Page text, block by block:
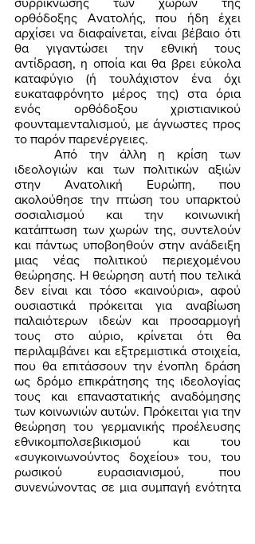
συρρίκνωσης των χωρών της
ορθόδοξης Ανατολής, που ήδη έχει
αρχίσει να διαφαίνεται, είναι βέβαιο ότι
θα γιγαντώσει την εθνική τους
αντίδραση, η οποία και θα βρει εύκολα
καταφύγιο (ή τουλάχιστον ένα όχι
ευκαταφρόνητο μέρος της) στα όρια
ενός ορθόδοξου χριστιανικού
φουνταμενταλισμού, με άγνωστες προς
το παρόν παρενέργειες.
	Από την άλλη η κρίση των
ιδεολογιών και των πολιτικών αξιών
στην Ανατολική Ευρώπη, που
ακολούθησε την πτώση του υπαρκτού
σοσιαλισμού και την κοινωνική
κατάπτωση των χωρών της, συντελούν
και πάντως υποβοηθούν στην ανάδειξη
μιας νέας πολιτικού περιεχομένου
θεώρησης. Η θεώρηση αυτή που τελικά
δεν είναι και τόσο «καινούρια», αφού
ουσιαστικά πρόκειται για αναβίωση
παλαιότερων ιδεών και προσαρμογή
τους στο αύριο, κρίνεται ότι θα
περιλαμβάνει και εξτρεμιστικά στοιχεία,
που θα επιτάσσουν την ένοπλη δράση
ως δρόμο επικράτησης της ιδεολογίας
τους και επαναστατικής αναδόμησης
των κοινωνιών αυτών. Πρόκειται για την
θεώρηση του γερμανικής προέλευσης
εθνικομπολσεβικισμού και του
«συγκοινωνούντος δοχείου» του, του
ρωσικού ευρασιανισμού, που
συνενώνοντας σε μια συμπαγή ενότητα